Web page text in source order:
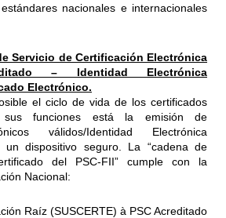
nacionales e internacionales
Servicio de Certificación Electrónica
– Identidad Electrónica
Electrónico.
el ciclo de vida de los certificados
sus funciones está la emisión de
válidos/Identidad Electrónica
un dispositivo seguro. La “cadena de
del PSC-FII” cumple con la
Nacional:
Raíz (SUSCERTE) à PSC Acreditado